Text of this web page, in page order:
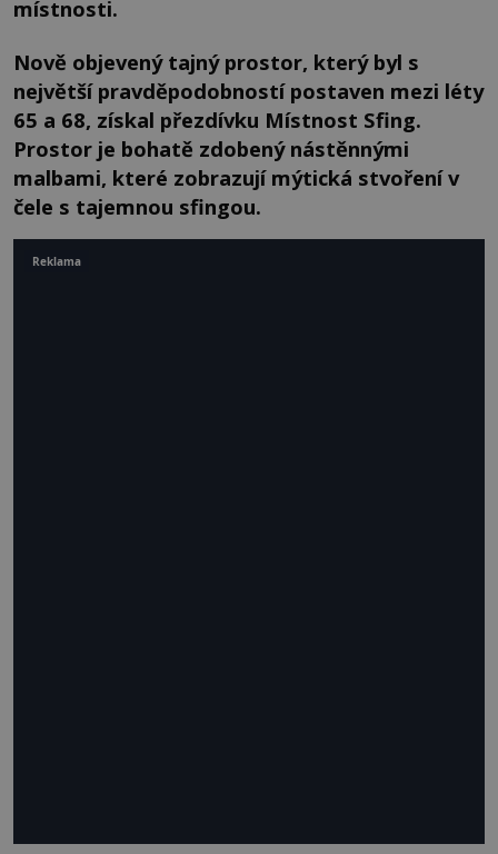
místnosti.
Nově objevený tajný prostor, který byl s
největší pravděpodobností postaven mezi léty
65 a 68, získal přezdívku Místnost Sfing.
Prostor je bohatě zdobený nástěnnými
malbami, které zobrazují mýtická stvoření v
čele s tajemnou sfingou.
Reklama